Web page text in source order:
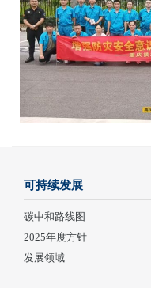
可持续发展
碳中和路线图
2025年度方针
发展领域